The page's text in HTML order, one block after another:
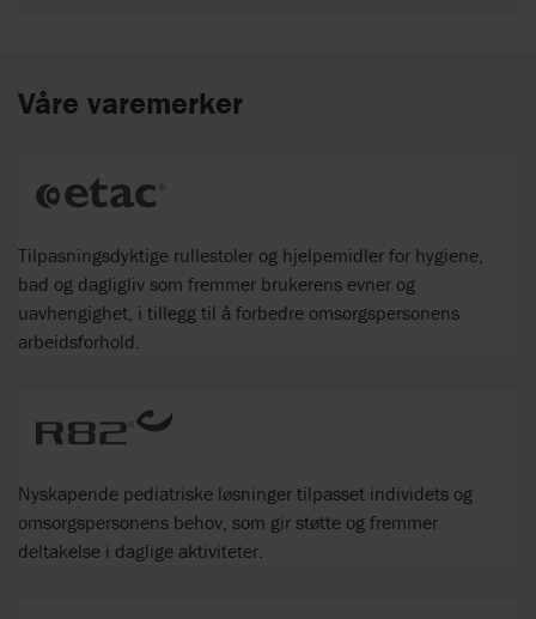
Våre varemerker
Tilpasningsdyktige rullestoler og hjelpemidler for hygiene,
bad og dagligliv som fremmer brukerens evner og
uavhengighet, i tillegg til å forbedre omsorgspersonens
arbeidsforhold.
Nyskapende pediatriske løsninger tilpasset individets og
omsorgspersonens behov, som gir støtte og fremmer
deltakelse i daglige aktiviteter.